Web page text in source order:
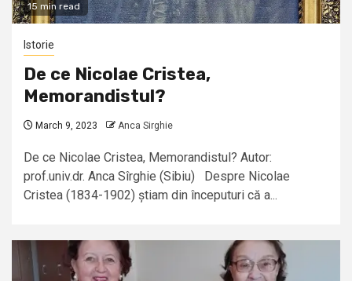
15 min read
Istorie
De ce Nicolae Cristea,
Memorandistul?
March 9, 2023 Anca Sirghie
De ce Nicolae Cristea, Memorandistul? Autor:
prof.univ.dr. Anca Sîrghie (Sibiu) Despre Nicolae
Cristea (1834-1902) știam din începuturi că a...